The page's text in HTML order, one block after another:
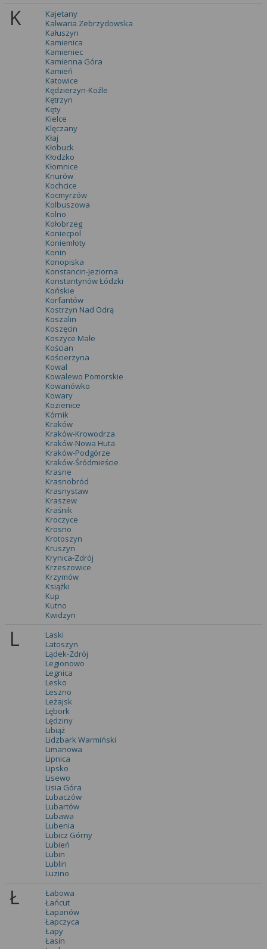
K
Kajetany
Kalwaria Zebrzydowska
Kałuszyn
Kamienica
Kamieniec
Kamienna Góra
Kamień
Katowice
Kędzierzyn-Koźle
Kętrzyn
Kęty
Kielce
Klęczany
Kłaj
Kłobuck
Kłodzko
Kłomnice
Knurów
Kochcice
Kocmyrzów
Kolbuszowa
Kolno
Kołobrzeg
Koniecpol
Koniemłoty
Konin
Konopiska
Konstancin-Jeziorna
Konstantynów Łódzki
Końskie
Korfantów
Kostrzyn Nad Odrą
Koszalin
Koszęcin
Koszyce Małe
Kościan
Kościerzyna
Kowal
Kowalewo Pomorskie
Kowanówko
Kowary
Kozienice
Kórnik
Kraków
Kraków-Krowodrza
Kraków-Nowa Huta
Kraków-Podgórze
Kraków-Śródmieście
Krasne
Krasnobród
Krasnystaw
Kraszew
Kraśnik
Kroczyce
Krosno
Krotoszyn
Kruszyn
Krynica-Zdrój
Krzeszowice
Krzymów
Książki
Kup
Kutno
Kwidzyn
L
Laski
Latoszyn
Lądek-Zdrój
Legionowo
Legnica
Lesko
Leszno
Leżajsk
Lębork
Lędziny
Libiąż
Lidzbark Warmiński
Limanowa
Lipnica
Lipsko
Lisewo
Lisia Góra
Lubaczów
Lubartów
Lubawa
Lubenia
Lubicz Górny
Lubień
Lubin
Lublin
Luzino
Ł
Łabowa
Łańcut
Łapanów
Łapczyca
Łapy
Łasin